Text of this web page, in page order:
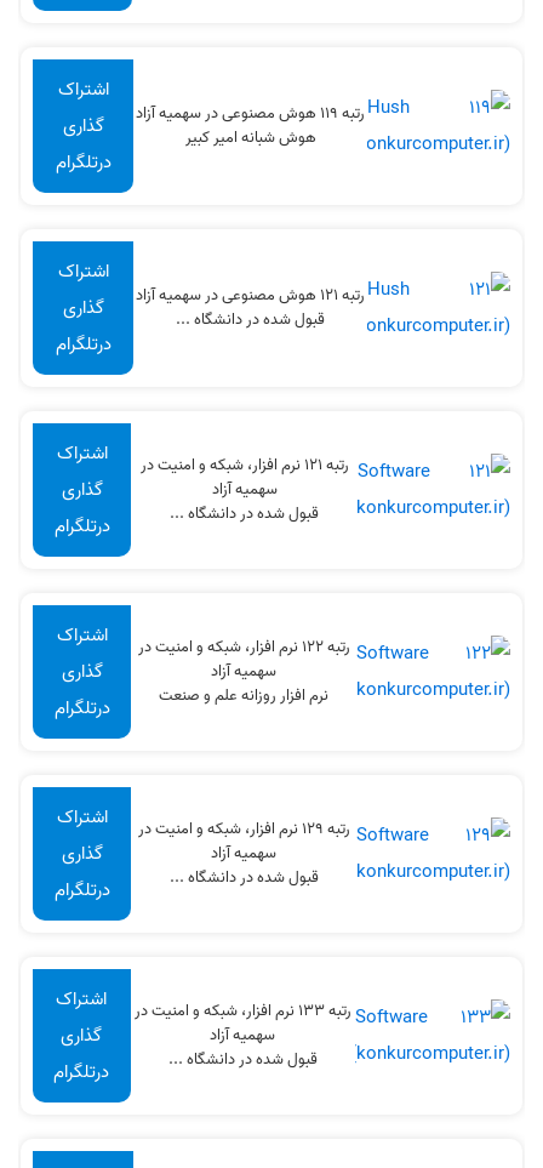
رتبه 119 هوش مصنوعی در سهميه آزاد
هوش شبانه امیر کبیر
اشتراک
گذاری
درتلگرام
رتبه 121 هوش مصنوعی در سهميه آزاد
قبول شده در دانشگاه ...
اشتراک
گذاری
درتلگرام
رتبه 121 نرم افزار، شبکه و امنیت در
سهميه آزاد
قبول شده در دانشگاه ...
اشتراک
گذاری
درتلگرام
رتبه 122 نرم افزار، شبکه و امنیت در
سهميه آزاد
نرم افزار روزانه علم و صنعت
اشتراک
گذاری
درتلگرام
رتبه 129 نرم افزار، شبکه و امنیت در
سهميه آزاد
قبول شده در دانشگاه ...
اشتراک
گذاری
درتلگرام
رتبه 133 نرم افزار، شبکه و امنیت در
سهميه آزاد
قبول شده در دانشگاه ...
اشتراک
گذاری
درتلگرام